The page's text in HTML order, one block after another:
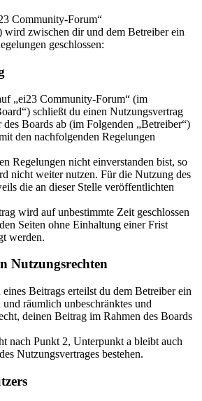
Community-Forum“
wird zwischen dir und dem Betreiber ein
geschlossen:
„ei23 Community-Forum“ (im
schließt du einen Nutzungsvertrag
Boards ab (im Folgenden „Betreiber“)
den nachfolgenden Regelungen
Regelungen nicht einverstanden bist, so
nicht weiter nutzen. Für die Nutzung des
die an dieser Stelle veröffentlichten
wird auf unbestimmte Zeit geschlossen
Seiten ohne Einhaltung einer Frist
werden.
Nutzungsrechten
Beitrags erteilst du dem Betreiber ein
räumlich unbeschränktes und
deinen Beitrag im Rahmen des Boards
nach Punkt 2, Unterpunkt a bleibt auch
Nutzungsvertrages bestehen.